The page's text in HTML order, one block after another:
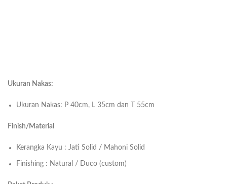
Ukuran Nakas:
Ukuran Nakas: P 40cm, L 35cm dan T 55cm
Finish/Material
Kerangka Kayu : Jati Solid / Mahoni Solid
Finishing : Natural / Duco (custom)